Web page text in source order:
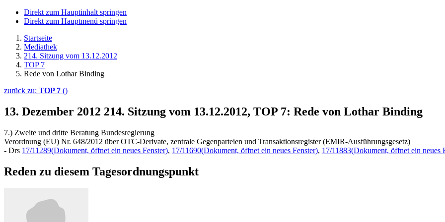
Direkt zum Hauptinhalt springen
Direkt zum Hauptmenü springen
Startseite
Mediathek
214. Sitzung vom 13.12.2012
TOP 7
Rede von Lothar Binding
zurück zu: TOP 7 ()
13. Dezember 2012 214. Sitzung vom 13.12.2012, TOP 7: Rede von Lothar Binding
7.) Zweite und dritte Beratung Bundesregierung
Verordnung (EU) Nr. 648/2012 über OTC-Derivate, zentrale Gegenparteien und Transaktionsregister (EMIR-Ausführungsgesetz)
- Drs 17/11289(Dokument, öffnet ein neues Fenster), 17/11690(Dokument, öffnet ein neues Fenster), 17/11883(Dokument, öffnet ein neues
Reden zu diesem Tagesordnungspunkt